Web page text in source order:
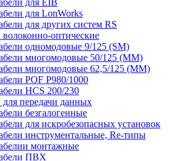
для LonWorks
для других систем RS
оптические
одномодовые 9/125 (SM)
многомодовые 50/125 (ММ)
многомодовые 62,5/125 (ММ)
POF P980/1000
HCS 200/230
для передачи данных
безгалогенные
для искробезопасных установок
инструментальные, Re-типы
монтажные
ПВХ